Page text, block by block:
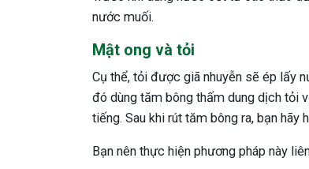
nước muối.
Mật ong và tỏi
Cụ thể, tỏi được giã nhuyễn sẽ ép lấy
đó dùng tăm bông thấm dung dịch tỏi
tiếng. Sau khi rút tăm bông ra, bạn hãy
Bạn nên thực hiện phương pháp này